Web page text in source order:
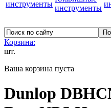
инструменты инструменты
Корзина:
шт.
Ваша корзина пуста
Dunlop